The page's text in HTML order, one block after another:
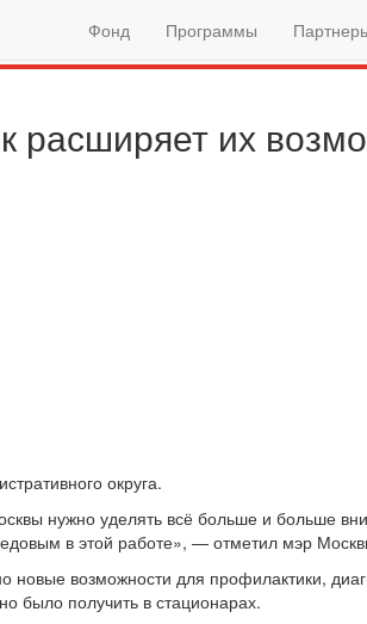
Фонд Программы
расширяет их
округа.
нужно уделять всё больше и больше
в этой работе», — отметил мэр
возможности для профилактики,
было получить в стационарах.